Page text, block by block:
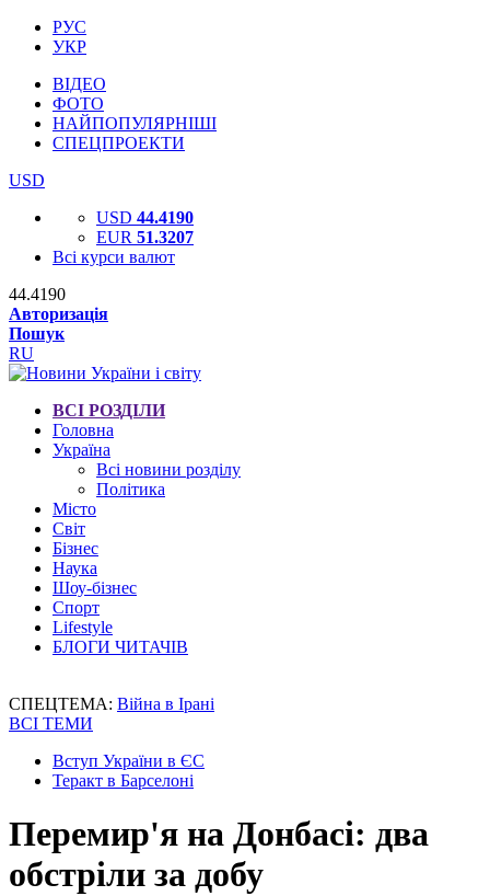
РУС
УКР
ВІДЕО
ФОТО
НАЙПОПУЛЯРНІШІ
СПЕЦПРОЕКТИ
USD
USD 44.4190
EUR 51.3207
Всі курси валют
44.4190
Авторизація
Пошук
RU
ВСІ РОЗДІЛИ
Головна
Україна
Всі новини розділу
Політика
Місто
Світ
Бізнес
Наука
Шоу-бізнес
Спорт
Lifestyle
БЛОГИ ЧИТАЧІВ
СПЕЦТЕМА: Війна в Ірані
ВСІ ТЕМИ
Вступ України в ЄС
Теракт в Барселоні
Перемир'я на Донбасі: два
обстріли за добу